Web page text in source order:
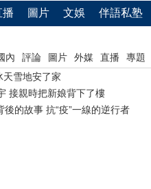
播 圖片 文娛 伴語私塾
內 評論 圖片 外媒 直播 專題
天雪地安了家
接親時把新娘背下了樓
後的故事 抗“疫”一線的逆行者